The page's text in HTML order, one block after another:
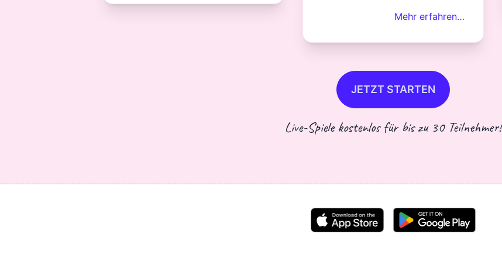
Mehr erfahren…
JETZT STARTEN
Live-Spiele kostenlos für bis zu 30 Teilnehmer!